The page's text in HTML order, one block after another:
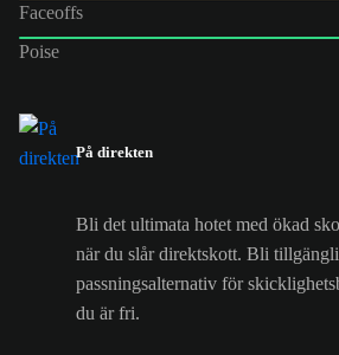
Faceoffs
Poise
På direkten
Bli det ultimata hotet med ökad
när du slår direktskott. Bli
passningsalternativ för
du är fri.